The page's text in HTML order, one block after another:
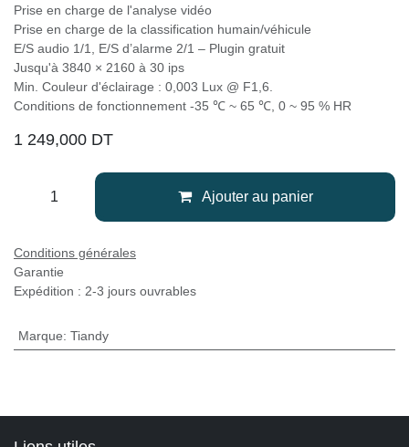
Prise en charge de l'analyse vidéo
Prise en charge de la classification humain/véhicule
E/S audio 1/1, E/S d’alarme 2/1 – Plugin gratuit
Jusqu'à 3840 × 2160 à 30 ips
Min. Couleur d'éclairage : 0,003 Lux @ F1,6.
Conditions de fonctionnement -35 ℃ ~ 65 ℃, 0 ~ 95 % HR
1 249,000 DT
Ajouter au panier
Conditions générales
Garantie
Expédition : 2-3 jours ouvrables
Marque:Tiandy